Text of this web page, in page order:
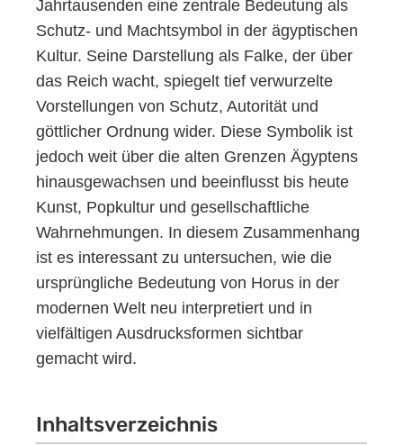
Jahrtausenden eine zentrale Bedeutung als
Schutz- und Machtsymbol in der ägyptischen
Kultur. Seine Darstellung als Falke, der über
das Reich wacht, spiegelt tief verwurzelte
Vorstellungen von Schutz, Autorität und
göttlicher Ordnung wider. Diese Symbolik ist
jedoch weit über die alten Grenzen Ägyptens
hinausgewachsen und beeinflusst bis heute
Kunst, Popkultur und gesellschaftliche
Wahrnehmungen. In diesem Zusammenhang
ist es interessant zu untersuchen, wie die
ursprüngliche Bedeutung von Horus in der
modernen Welt neu interpretiert und in
vielfältigen Ausdrucksformen sichtbar
gemacht wird.
Inhaltsverzeichnis